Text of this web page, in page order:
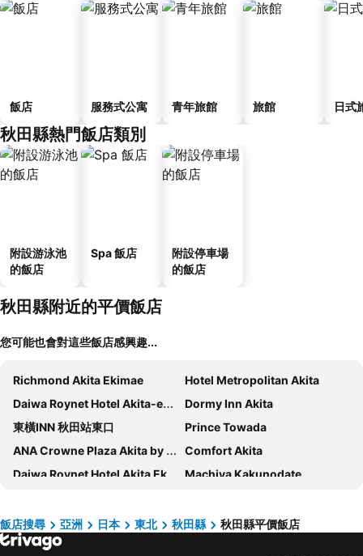
飯店 服務式公寓 青年旅館 旅館 日式
秋田縣熱門飯店類別
附設游泳池
的飯店
Spa 飯店
附設停車場
的飯店
秋田縣附近的平價飯店
您可能也會對這些飯店感興趣...
Richmond Akita Ekimae
Hotel Metropolitan Akita
Daiwa Roynet Hotel Akita-ekimae
Dormy Inn Akita
東橫INN 秋田站東口
Prince Towada
ANA Crowne Plaza Akita by IHG
Comfort Akita
Daiwa Roynet Hotel Akita Ekimae
Machiya Kakunodate
APA Hotel Akita Senshu Koen
Route-Inn Oomagari Ekimae
Hotel Folkloro Kakunodate
飯店搜尋 亞洲 日本 東北 秋田縣 秋田縣平價飯店